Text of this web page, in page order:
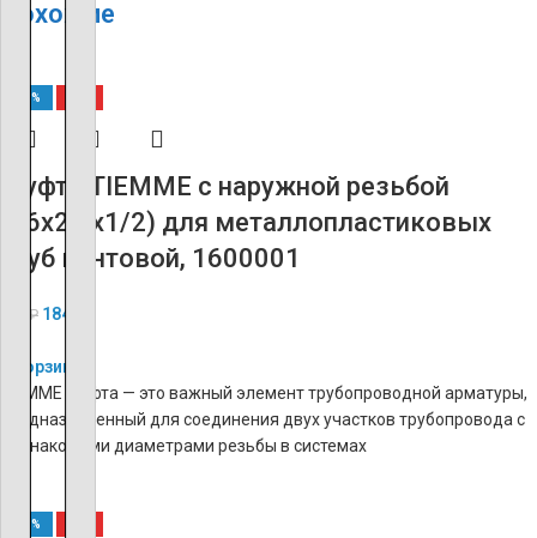
Похожие
-60%
Муфта TIEMME с наружной резьбой
(16х2.0х1/2) для металлопластиковых
труб винтовой, 1600001
₽ 184
В корзину
TIEMME Муфта — это важный элемент трубопроводной арматуры,
предназначенный для соединения двух участков трубопровода с
одинаковыми диаметрами резьбы в системах
-60%